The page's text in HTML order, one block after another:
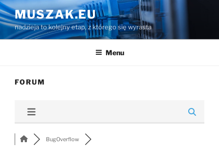
Przejdź
do
treści
MUSZAK.EU
nadzieja to kolejny etap, z którego się wyrasta
Menu
FORUM
BugOverflow